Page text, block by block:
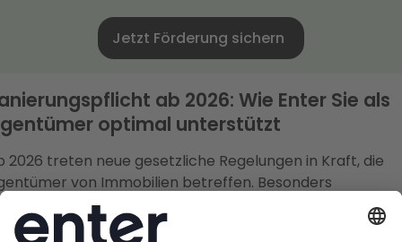
Jetzt Förderung sichern
ab 2026: Wie Enter Sie als
optimal unterstützt
2026 treten neue gesetzliche Regelungen in Kraft, die
von Immobilien betreffen. Besonders
unterliegen ab diesem Zeitpunkt
Vorgaben hinsichtlich der energetischen